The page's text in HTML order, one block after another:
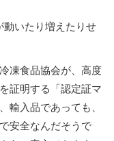
いたり増えたりせ
凍食品協会が、高度
証明する「認定証マ
輸入品であっても、
安全なんだそうで